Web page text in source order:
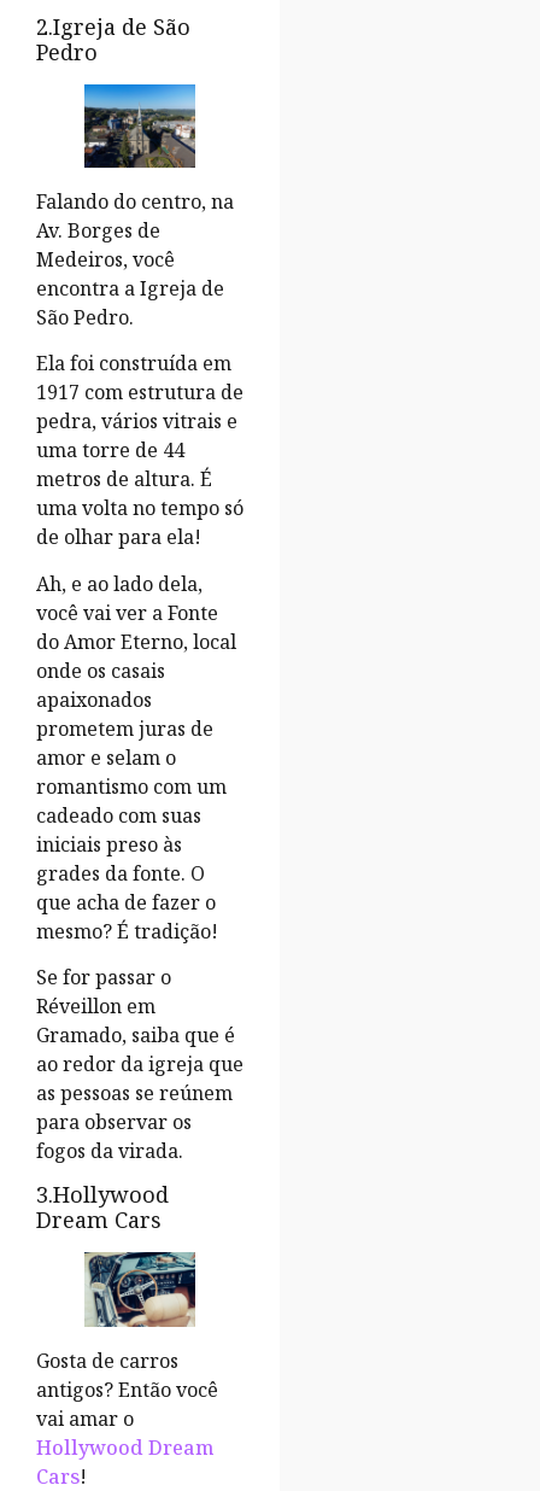
2.Igreja de São
Pedro
Falando do centro, na
Av. Borges de
Medeiros, você
encontra a Igreja de
São Pedro.
Ela foi construída em
1917 com estrutura de
pedra, vários vitrais e
uma torre de 44
metros de altura. É
uma volta no tempo só
de olhar para ela!
Ah, e ao lado dela,
você vai ver a Fonte
do Amor Eterno, local
onde os casais
apaixonados
prometem juras de
amor e selam o
romantismo com um
cadeado com suas
iniciais preso às
grades da fonte. O
que acha de fazer o
mesmo? É tradição!
Se for passar o
Réveillon em
Gramado, saiba que é
ao redor da igreja que
as pessoas se reúnem
para observar os
fogos da virada.
3.Hollywood
Dream Cars
Gosta de carros
antigos? Então você
vai amar o
Hollywood Dream
Cars!